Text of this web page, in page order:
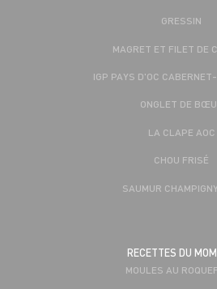
GRESSIN
MAGRET ET FILET DE
IGP PAYS D'OC
ONGLET DE
LA CLAPE AOC
CHOU FRISÉ
SAUMUR
RECETTES DU
MOULES AU